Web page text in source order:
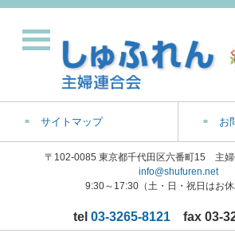
サイトマップ お
〒102-0085 東京都千代田区六番町15 主婦
info@shufuren.net
9:30～17:30（土・日・祝日はお休
tel 03-3265-8121fax 03-